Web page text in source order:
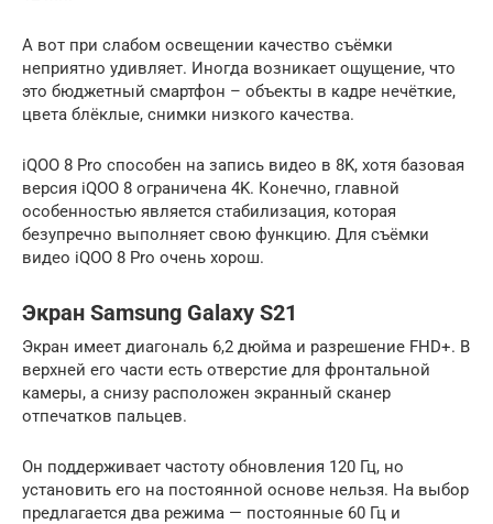
А вот при слабом освещении качество съёмки
неприятно удивляет. Иногда возникает ощущение, что
это бюджетный смартфон – объекты в кадре нечёткие,
цвета блёклые, снимки низкого качества.
iQOO 8 Pro способен на запись видео в 8K, хотя базовая
версия iQOO 8 ограничена 4K. Конечно, главной
особенностью является стабилизация, которая
безупречно выполняет свою функцию. Для съёмки
видео iQOO 8 Pro очень хорош.
Экран Samsung Galaxy S21
Экран имеет диагональ 6,2 дюйма и разрешение FHD+. В
верхней его части есть отверстие для фронтальной
камеры, а снизу расположен экранный сканер
отпечатков пальцев.
Он поддерживает частоту обновления 120 Гц, но
установить его на постоянной основе нельзя. На выбор
предлагается два режима — постоянные 60 Гц и